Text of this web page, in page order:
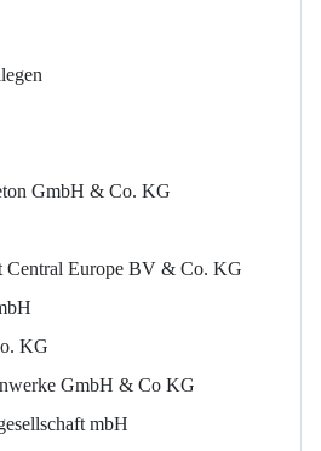
GmbH & Co. KG
Central Europe BV & Co. KG
KG
GmbH & Co KG
mbH